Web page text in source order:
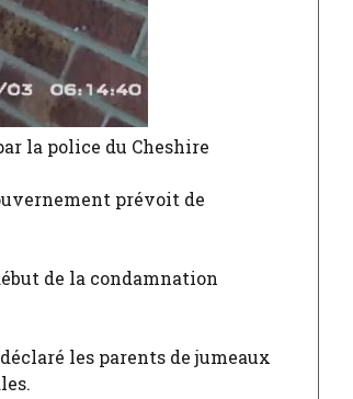
la police du Cheshire
prévoit de
de la condamnation
les parents de jumeaux